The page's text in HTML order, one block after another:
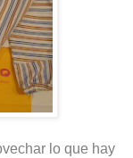
lo que hay